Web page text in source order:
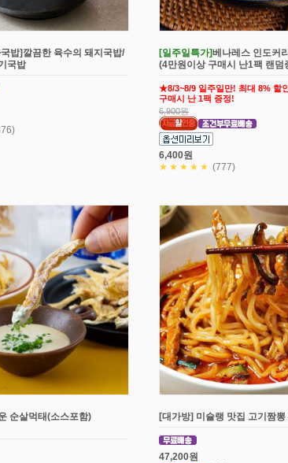
밥]깔끔한 육수의 돼지국밥/
국밥
[일주일특가]베나레스 인도커
(4만원이상 구매시 난1팩 랜덤
★8/3~8/9 일주일만! 최대 8% 할
구매시 난 1팩 증정!
6,900원
6,400원
★★★★★ (777)
순살먹태(소스포함)
[대가방] 미슐랭 맛집 고기짬
47,200원